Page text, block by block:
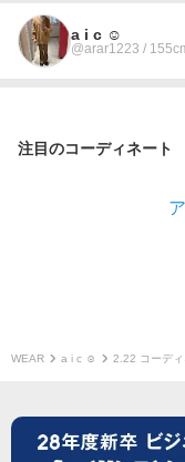
a i c ☺︎
@arar1223 /
注目のコーディネート
WEAR a i c ☺︎ 2.22 コーディ